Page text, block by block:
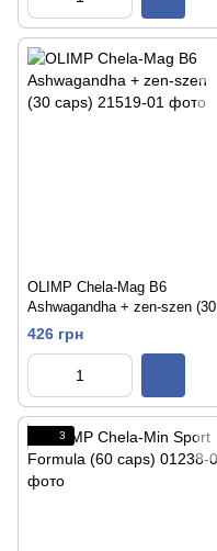
OLIMP Chela-Mag B6
Ashwagandha + zen-szen (30
caps)
426 грн
3